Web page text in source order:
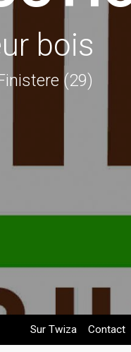
bois
(29)
Sur Twiza Contact